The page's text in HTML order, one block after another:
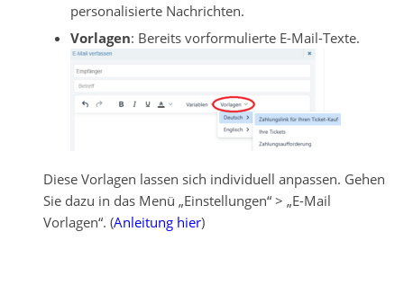
personalisierte Nachrichten.
Vorlagen: Bereits vorformulierte E-Mail-Texte.
Diese Vorlagen lassen sich individuell anpassen. Gehen
Sie dazu in das Menü „Einstellungen“ > „E-Mail
Vorlagen“. (Anleitung hier)